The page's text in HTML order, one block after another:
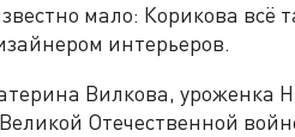
мало: Корикова всё
интерьеров.
Вилкова, уроженка
Отечественной